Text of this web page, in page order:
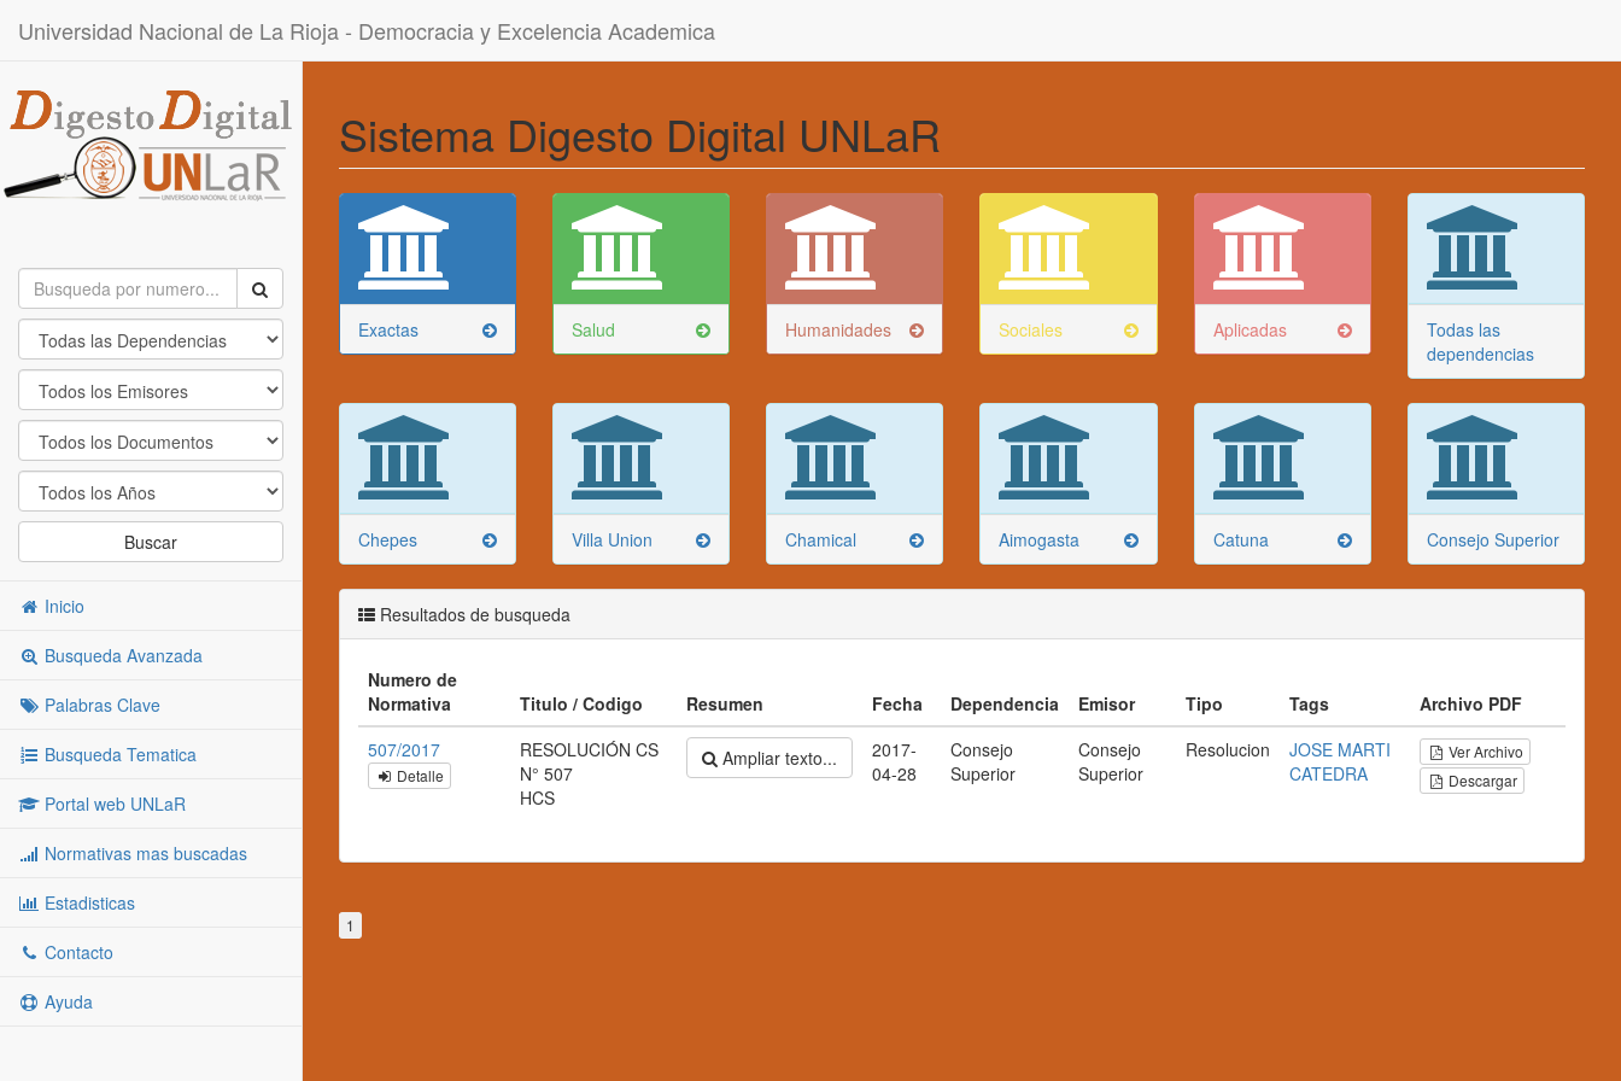
Universidad Nacional de La Rioja - Democracia y Excelencia Academica
Buscar
Inicio
Busqueda Avanzada
Palabras Clave
Busqueda Tematica
Portal web UNLaR
Normativas mas buscadas
Estadisticas
Contacto
Ayuda
Sistema Digesto Digital UNLaR
Exactas Salud Humanidades Sociales Aplicadas
Todas las
dependencias
Chepes Villa Union Chamical Aimogasta Catuna Consejo Superior
Resultados de busqueda
Numero de
Normativa
Titulo / Codigo Resumen Fecha Dependencia Emisor Tipo Tags
Archivo PDF
507/2017
Detalle
RESOLUCIÓN CS
N° 507
HCS
Ampliar texto...
2017-
04-28
Consejo
Superior
Consejo
Superior
Resolucion
JOSE MARTI
CATEDRA
Ver Archivo
Descargar
1